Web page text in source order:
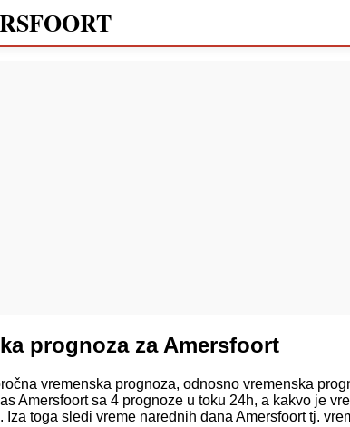
prognoza za Amersfoort
vremenska prognoza, odnosno vremenska
Amersfoort sa 4 prognoze u toku 24h, a kakvo je
toga sledi vreme narednih dana Amersfoort tj.